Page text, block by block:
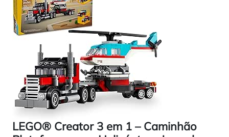
LEGO® Creator 3 em 1 – Caminhão